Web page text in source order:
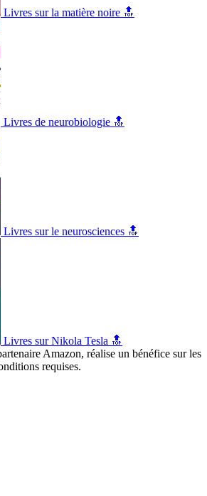
Livres sur la matière noire 🔝
Livres de neurobiologie 🔝
Livres sur le neurosciences 🔝
Livres sur Nikola Tesla 🔝
Amazon, réalise un bénéfice sur les
requises.